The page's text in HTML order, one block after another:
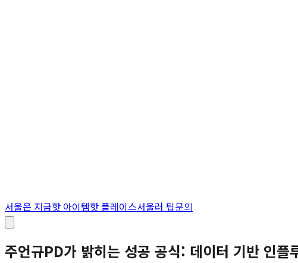
서울은 지금핫 아이템핫 플레이스서울러 팁문의
주언규PD가 밝히는 성공 공식: 데이터 기반 인